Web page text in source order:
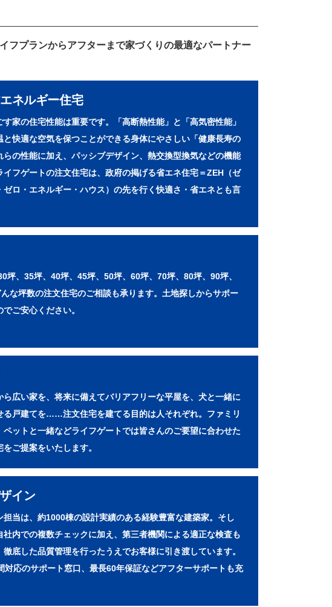
フプランからアフターまで家づくりの最適なパートナー
ネルギー住宅
家の住宅性能は重要です。「高断熱性能」と「高気密性能」
と快適な空気を保つことができる身体にやさしい「健康長寿の
らの性能に加え、パッシブデザイン、熱交換型換気などの機能
イフゲートの注文住宅は、政府の掲げる省エネ住宅＝ZEH（ゼ
ゼロ・エネルギー・ハウス）の先を行く快適さ・省エネとも言
坪、35坪、40坪、45坪、50坪、60坪、70坪、80坪、90坪、
な坪数の注文住宅のご相談も承ります。土地探しからサポー
でご安心ください。
ら広い家を、将来に備えてバリアフリーな平屋を、犬と一緒に
る戸建てを……注文住宅を建てる目的は人それぞれ。ファミリ
ペットと一緒などライフゲートでは皆さんのご要望に合わせた
ご提案をいたします。
イン
担当は、約1000棟の設計実績のある経験豊富な建築家。そし
社内での複数チェックに加え、第三者機関による適正な検査も
底した品質管理を行ったうえでお客様に引き渡しています。
対応のサポート窓口、最長60年保証などアフターサポートも充